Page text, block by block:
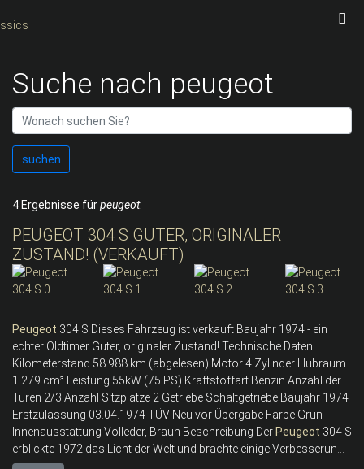
Suche nach peugeot
suchen
4 Ergebnisse fürpeugeot:
PEUGEOT 304 S GUTER, ORIGINALER
ZUSTAND! (VERKAUFT)
Peugeot 304 S Dieses Fahrzeug ist verkauft Baujahr 1974 - ein
echter Oldtimer Guter, originaler Zustand! Technische Daten
Kilometerstand 58.988 km (abgelesen) Motor 4 Zylinder Hubraum
1.279 cm³ Leistung 55kW (75 PS) Kraftstoffart Benzin Anzahl der
Türen 2/3 Anzahl Sitzplätze 2 Getriebe Schaltgetriebe Baujahr 1974
Erstzulassung 03.04.1974 TÜV Neu vor Übergabe Farbe Grün
Innenausstattung Volleder, Braun Beschreibung Der Peugeot 304 S
erblickte 1972 das Licht der Welt und brachte einige Verbesserun...